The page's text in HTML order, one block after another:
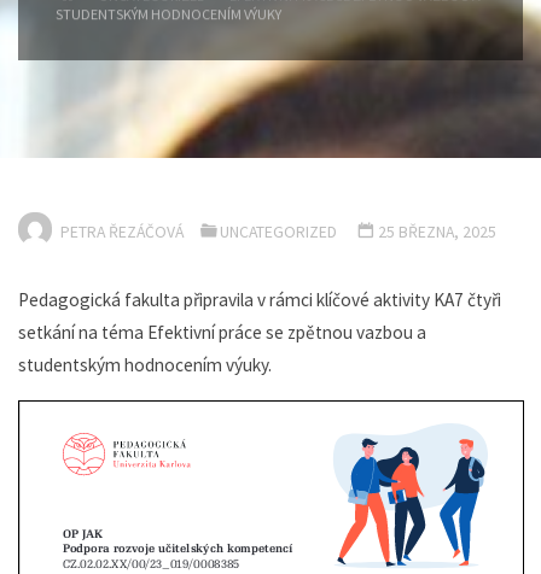
STUDENTSKÝM HODNOCENÍM VÝUKY
PETRA ŘEZÁČOVÁ UNCATEGORIZED 25 BŘEZNA, 2025
Pedagogická fakulta připravila v rámci klíčové aktivity KA7 čtyři
setkání na téma Efektivní práce se zpětnou vazbou a
studentským hodnocením výuky.